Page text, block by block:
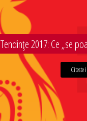
Tendințe 2017: Ce „se
Citeste